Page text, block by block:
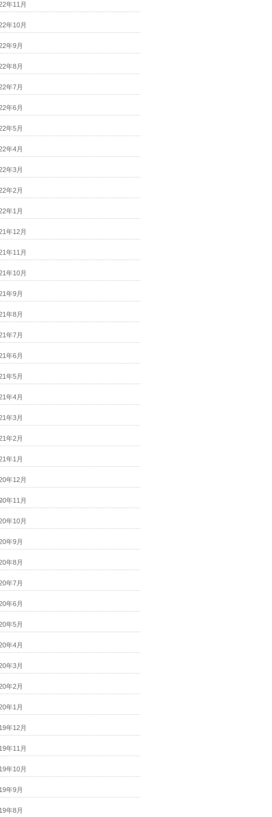
年11月
年10月
年9月
年8月
年7月
年6月
年5月
年4月
年3月
年2月
年1月
年12月
年11月
年10月
年9月
年8月
年7月
年6月
年5月
年4月
年3月
年2月
年1月
年12月
年11月
年10月
年9月
年8月
年7月
年6月
年5月
年4月
年3月
年2月
年1月
年12月
年11月
年10月
年9月
年8月